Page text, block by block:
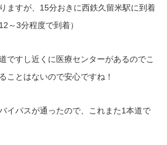
ますが、15分おきに西鉄久留米駅に到着
～3分程度で到着）
ですし近くに医療センターがあるのでこ
ことはないので安心ですね！
イパスが通ったので、これまた1本道で